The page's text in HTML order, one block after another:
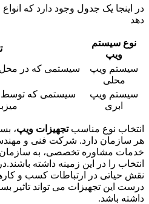
دهد
نوع سیستم
ویپ
سیستم ویپ
محلی
سیستمی که در
سیستم ویپ
ابری
سیستمی که توسط
انتخاب نوع مناسبتجهیزات ویپ،
هر سازمان دارد. شرکت فنی و
خدمات مشاوره تخصصی، به
نقش حیاتی در ارتباطات کسب و
درست این تجهیزات می تواند تاثیر
داشته باشد.